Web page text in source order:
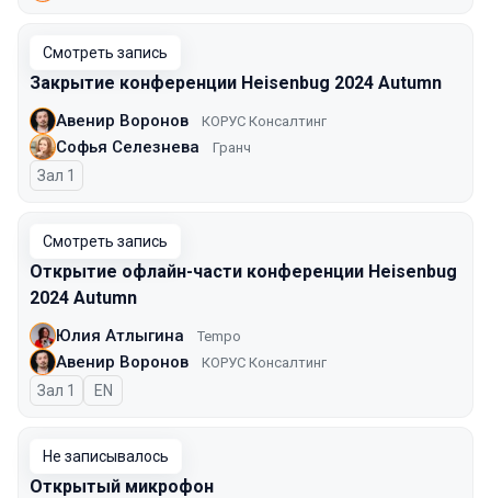
Смотреть запись
Закрытие конференции Heisenbug 2024 Autumn
Авенир Воронов КОРУС Консалтинг
Софья Селезнева Гранч
Зал 1
Смотреть запись
Открытие офлайн-части конференции Heisenbug
2024 Autumn
Юлия Атлыгина Tempo
Авенир Воронов КОРУС Консалтинг
Зал 1 На английском языке
EN
Не записывалось
Открытый микрофон